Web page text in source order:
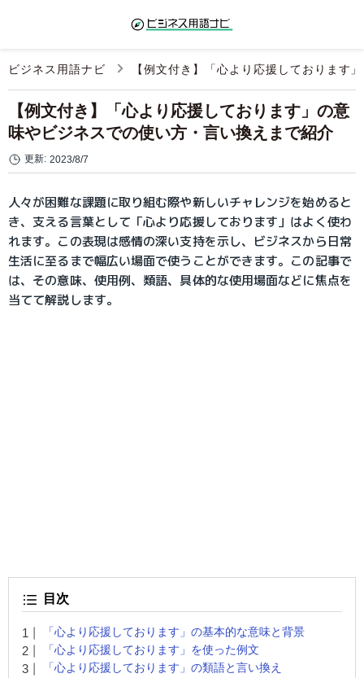
ビジネス用語ナビ 【例文付き】「心より応援しております
【例文付き】「心より応援しております」の意
味やビジネスでの使い方・言い換えまで紹介
更新: 2023/8/7
人々が困難な課題に取り組む際や新しいチャレンジを始めると
き、支える言葉として「心より応援しております」はよく使わ
れます。この表現は感情の深い支持を示し、ビジネスから日常
生活に至るまで幅広い場面で使うことができます。この記事で
は、その意味、使用例、類語、具体的な使用場面などに焦点を
当てて解説します。
目次
「心より応援しております」の基本的な意味と背景
「心より応援しております」を使った例文
「心より応援しております」の類語と言い換え